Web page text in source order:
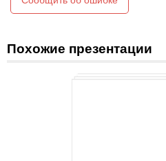
Похожие презентации